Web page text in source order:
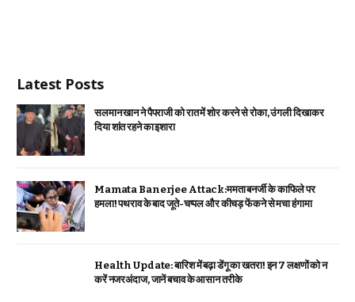
Latest Posts
सलमान खान ने पैपराजी को रात में शोर करने से रोका, उंगली दिखाकर
दिया शांत रहने का इशारा
Mamata Banerjee Attack:ममता बनर्जी के काफिले पर
हमला! पथराव के बाद जूते-चप्पल और कीचड़ फेंकने से मचा हंगामा
Health Update: बारिश में बढ़ा डेंगू का खतरा! इन 7 लक्षणों को न
करें नजरअंदाज, जानें बचाव के आसान तरीके